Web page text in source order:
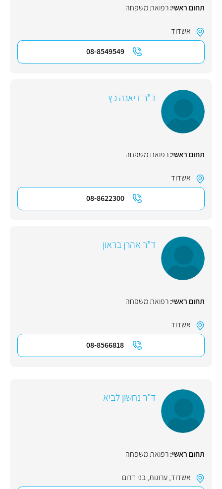
תחום ראשי:רפואת משפחה
אשדוד
08-8549549
ד"ר דיאנה כץ
תחום ראשי:רפואת משפחה
אשדוד
08-8622300
ד"ר אהרן בראון
תחום ראשי:רפואת משפחה
אשדוד
08-8566818
ד"ר נחשון לביא
תחום ראשי:רפואת משפחה
אשדוד,ערוגות,בני דרום